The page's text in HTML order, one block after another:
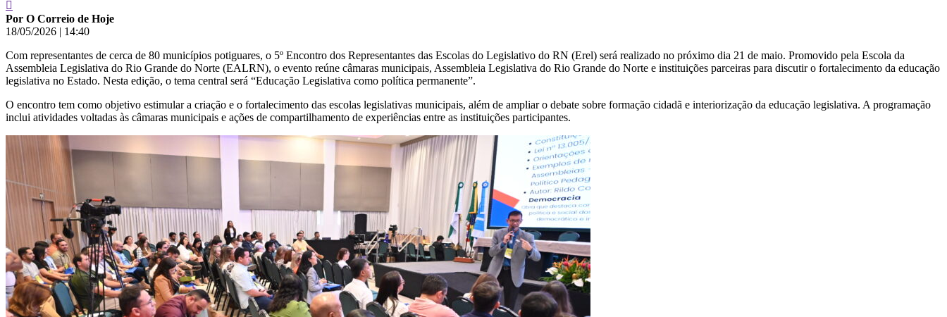
Por O Correio de Hoje
18/05/2026 | 14:40
Com representantes de cerca de 80 municípios potiguares, o 5º Encontro dos Representantes das Escolas do Legislativo do RN (Erel) será realizado no próximo dia 21 de maio. Promovido pela Escola da
Assembleia Legislativa do Rio Grande do Norte (EALRN), o evento reúne câmaras municipais, Assembleia Legislativa do Rio Grande do Norte e instituições parceiras para discutir o fortalecimento da educação
legislativa no Estado. Nesta edição, o tema central será “Educação Legislativa como política permanente”.
O encontro tem como objetivo estimular a criação e o fortalecimento das escolas legislativas municipais, além de ampliar o debate sobre formação cidadã e interiorização da educação legislativa. A programação
inclui atividades voltadas às câmaras municipais e ações de compartilhamento de experiências entre as instituições participantes.